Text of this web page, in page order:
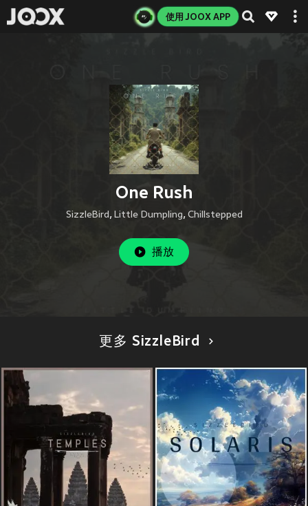
使用 JOOX APP
One Rush
SizzleBird , Little Dumpling, Chillstepped
播放
更多 SizzleBird